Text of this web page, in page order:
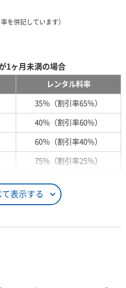
率を併記しています）
て表示する
1ヶ月未満の場合
レンタル料率
35％（割引率65％）
40％（割引率60％）
60％（割引率40％）
75％（割引率25％）
100％（割引率 0％）